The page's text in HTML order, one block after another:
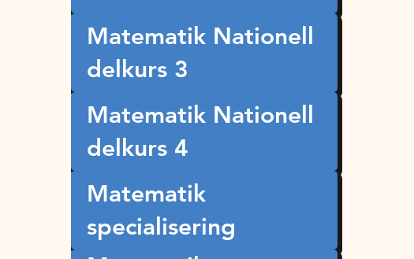
Matematik Nationell
delkurs 3
Matematik Nationell
delkurs 4
Matematik
specialisering